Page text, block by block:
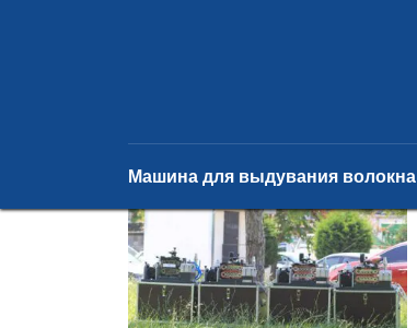
Машина для выдувания волокна